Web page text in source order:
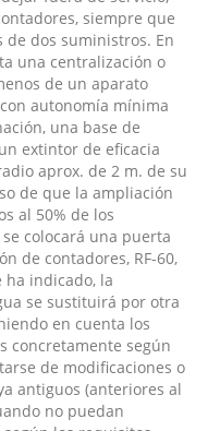
siempre que
de dos suministros. En
una centralización o
de un aparato
autonomía mínima
una base de
extintor de eficacia
aprox. de 2 m. de su
de que la ampliación
al 50% de los
colocará una puerta
de contadores, RF-60,
ha indicado, la
se sustituirá por otra
en cuenta los
concretamente según
de modificaciones o
antiguos (anteriores al
no puedan